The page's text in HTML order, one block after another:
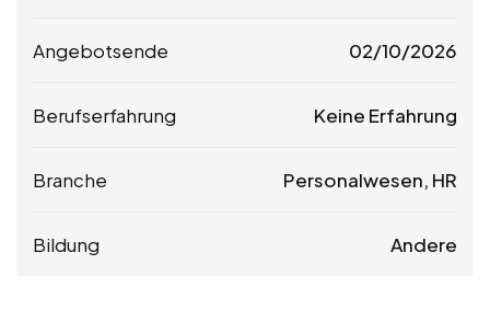
Angebotsende 02/10/2026
Berufserfahrung Keine Erfahrung
Branche Personalwesen, HR
Bildung Andere